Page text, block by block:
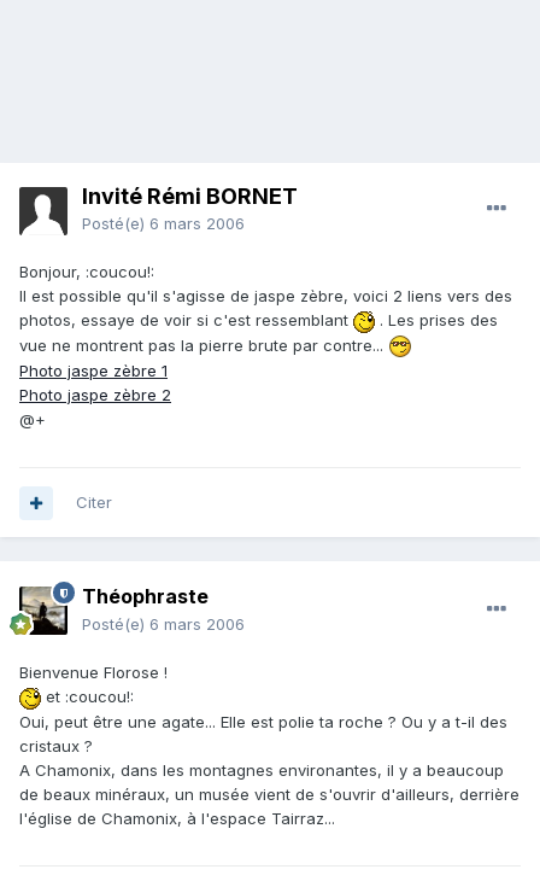
Invité Rémi BORNET
Posté(e) 6 mars 2006
Bonjour, :coucou!:
Il est possible qu'il s'agisse de jaspe zèbre, voici 2 liens vers des
photos, essaye de voir si c'est ressemblant
. Les prises des
vue ne montrent pas la pierre brute par contre...
Photo jaspe zèbre 1
Photo jaspe zèbre 2
@+
Citer
Théophraste
Posté(e) 6 mars 2006
Bienvenue Florose !
et :coucou!:
Oui, peut être une agate... Elle est polie ta roche ? Ou y a t-il des
cristaux ?
A Chamonix, dans les montagnes environantes, il y a beaucoup
de beaux minéraux, un musée vient de s'ouvrir d'ailleurs, derrière
l'église de Chamonix, à l'espace Tairraz...